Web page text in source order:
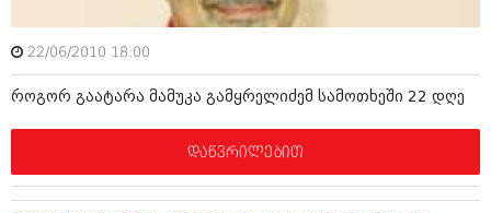
იანვარი 2016 (206)
ნოემბერი 2015 (264)
ოქტომბერი 2015 (204)
სექტემბერი 2015 (215)
ივლისი 2015 (173)
მაისი 2015 (194)
22/06/2010 18:00
როგორ გაატარა მამუკა გამყრელიძემ სამოთხეში 22 დღე
დაწვრილებით